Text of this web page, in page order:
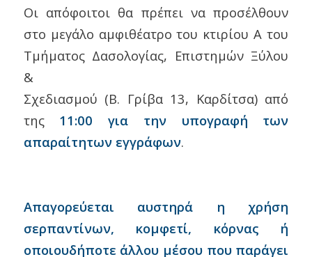
Οι απόφοιτοι θα πρέπει να προσέλθουν
στο μεγάλο αμφιθέατρο του κτιρίου Α του
Τμήματος Δασολογίας, Επιστημών Ξύλου
&
Σχεδιασμού (Β. Γρίβα 13, Καρδίτσα) από
της 11:00 για την υπογραφή των
απαραίτητων εγγράφων.
Απαγορεύεται αυστηρά η χρήση
σερπαντίνων, κομφετί, κόρνας ή
οποιουδήποτε άλλου μέσου που παράγει